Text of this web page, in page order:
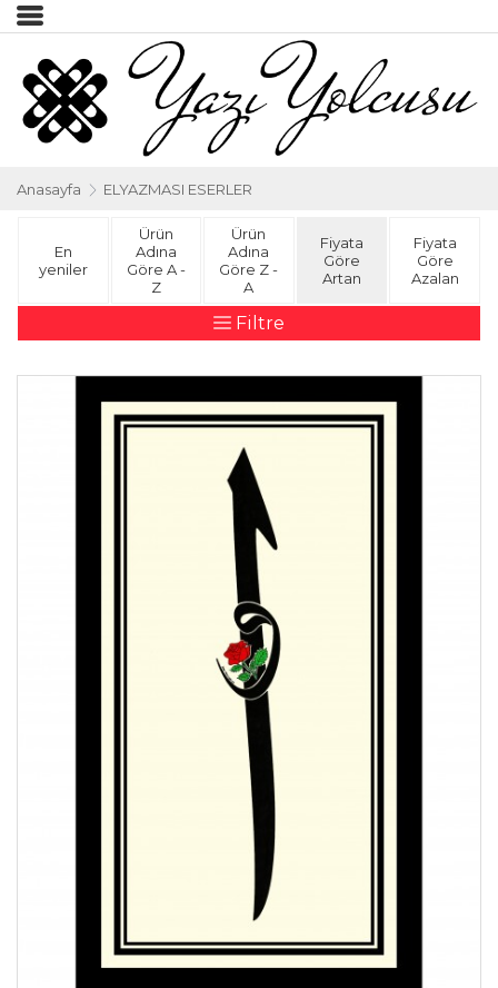
Anasayfa ELYAZMASI ESERLER
En
yeniler
Ürün
Adına
Göre A -
Z
Ürün
Adına
Göre Z -
A
Fiyata
Göre
Artan
Fiyata
Göre
Azalan
Filtre